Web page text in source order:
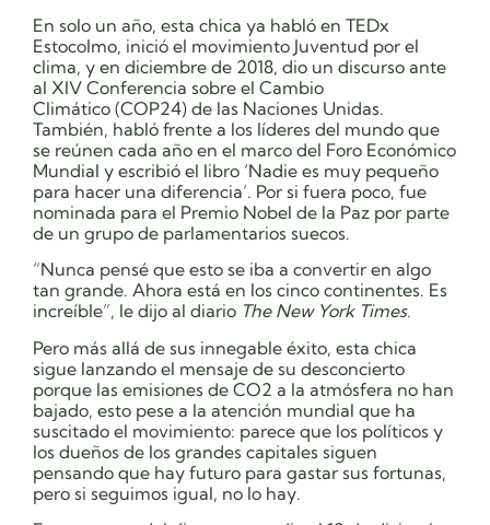
En solo un año, esta chica ya habló en TEDx
Estocolmo, inició el movimiento Juventud por el
clima, y en diciembre de 2018, dio un discurso ante
al XIV Conferencia sobre el Cambio
Climático (COP24) de las Naciones Unidas.
También, habló frente a los líderes del mundo que
se reúnen cada año en el marco del Foro Económico
Mundial y escribió el libro ‘Nadie es muy pequeño
para hacer una diferencia’. Por si fuera poco, fue
nominada para el Premio Nobel de la Paz por parte
de un grupo de parlamentarios suecos.
“Nunca pensé que esto se iba a convertir en algo
tan grande. Ahora está en los cinco continentes. Es
increíble”, le dijo al diario The New York Times.
Pero más allá de sus innegable éxito, esta chica
sigue lanzando el mensaje de su desconcierto
porque las emisiones de CO2 a la atmósfera no han
bajado, esto pese a la atención mundial que ha
suscitado el movimiento: parece que los políticos y
los dueños de los grandes capitales siguen
pensando que hay futuro para gastar sus fortunas,
pero si seguimos igual, no lo hay.